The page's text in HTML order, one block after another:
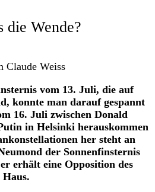
die Wende?
Claude Weiss
vom 13. Juli, die auf
konnte man darauf gespannt
16. Juli zwischen Donald
in Helsinki herauskommen
her steht an
der Sonnenfinsternis
erhält eine Opposition des
Haus.